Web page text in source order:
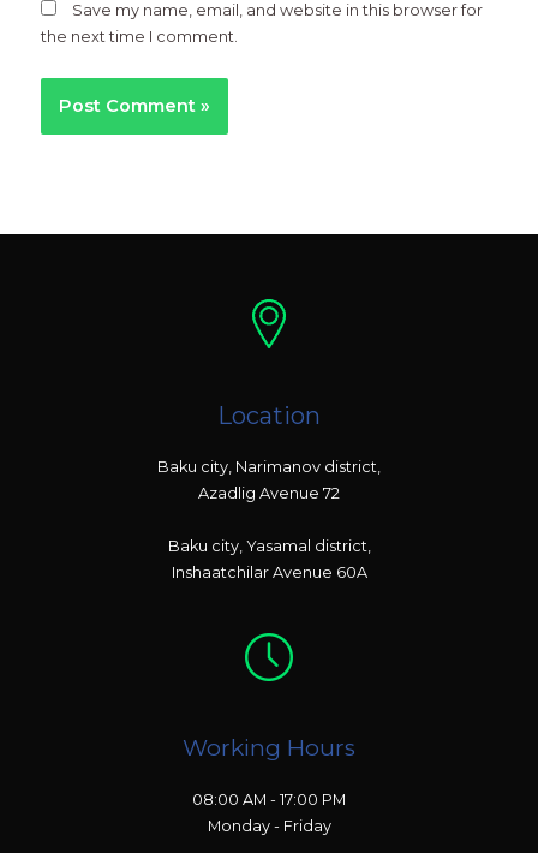
Save my name, email, and website in this browser for
the next time I comment.
Location
Baku city, Narimanov district,
Azadlig Avenue 72
Baku city, Yasamal district,
Inshaatchilar Avenue 60A
Working Hours
08:00 AM - 17:00 PM
Monday - Friday